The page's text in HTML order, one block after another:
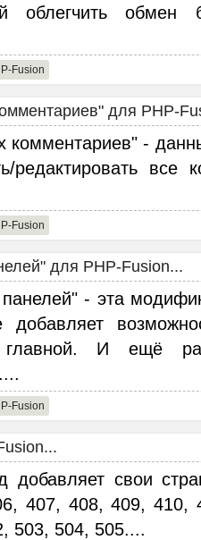
облегчить обмен
Fusion
для PHP-
комментариев" -
редактировать
Fusion
для PHP-Fusion...
- эта
И ещё
...
Fusion
добавляет свои
407, 408, 409, 410,
503, 504, 505....